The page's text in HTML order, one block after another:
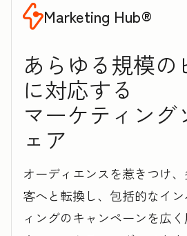
Marketing Hub®
あらゆる規模の
に対応する
マ‍ー‍ケ‍テ‍ィ‍ン‍グ
ェア
オーディエンスを惹きつけ
客へと転換し、包括的なイ
ィングのキャンペーンを広